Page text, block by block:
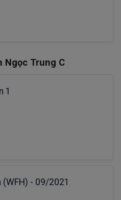
Ngọc Trung C
1
- 09/2021